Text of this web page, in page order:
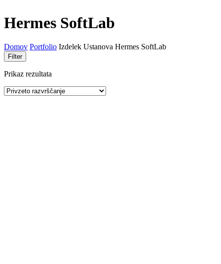
Hermes SoftLab
Domov Portfolio Izdelek Ustanova Hermes SoftLab
Filter
Prikaz rezultata